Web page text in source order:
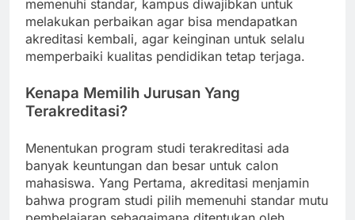
memenuhi standar, kampus diwajibkan untuk
melakukan perbaikan agar bisa mendapatkan
akreditasi kembali, agar keinginan untuk selalu
memperbaiki kualitas pendidikan tetap terjaga.
Kenapa Memilih Jurusan Yang
Terakreditasi?
Menentukan program studi terakreditasi ada
banyak keuntungan dan besar untuk calon
mahasiswa. Yang Pertama, akreditasi menjamin
bahwa program studi pilih memenuhi standar mutu